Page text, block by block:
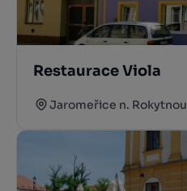
Restaurace Viola
Jaromeřice n. Rokytnou